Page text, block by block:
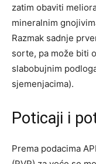
zatim obaviti
mineralnim
Razmak sadnje
sorte, pa može biti
slabobujnim
sjemenjacima).
Poticaji i
Prema podacima